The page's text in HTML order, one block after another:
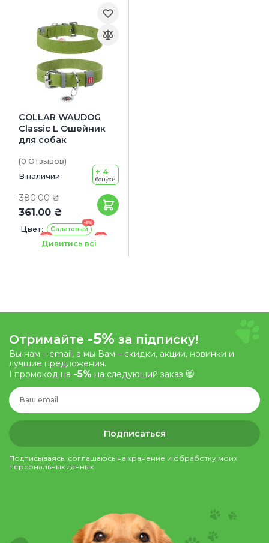
COLLAR WAUDOG
Classic L Ошейник
для собак
(0 Отзывов)
В наличии
380.00 ₴
361.00 ₴
+ 4
бонуси
Цвет:
-5%
Салатовый
-5%
Серый
-5%
Фиолетовый
Дивитись всі
Отримайте -5% за підписку!
Вы нам – email, а мы Вам – скидки, акции, новинки и
лучшие предложения.
І промокод на -5% на следующий заказ 😸
Подписаться
Подписываясь, соглашаюсь на хранение и обработку моих
персональных данных.